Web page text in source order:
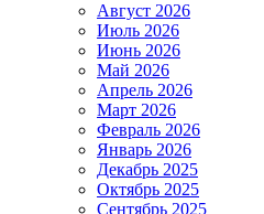
Август 2026
Июль 2026
Июнь 2026
Май 2026
Апрель 2026
Март 2026
Февраль 2026
Январь 2026
Декабрь 2025
Октябрь 2025
Сентябрь 2025